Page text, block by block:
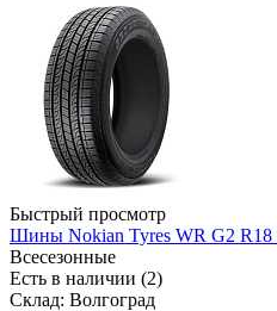
Быстрый просмотр
Шины Nokian Tyres WR G2 R18
Всесезонные
Есть в наличии (2)
Склад: Волгоград